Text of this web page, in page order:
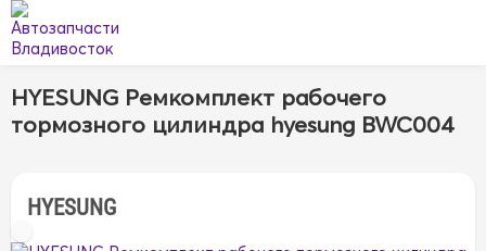
HYESUNG Ремкомплект рабочего
тормозного цилиндра hyesung BWC004
HYESUNG